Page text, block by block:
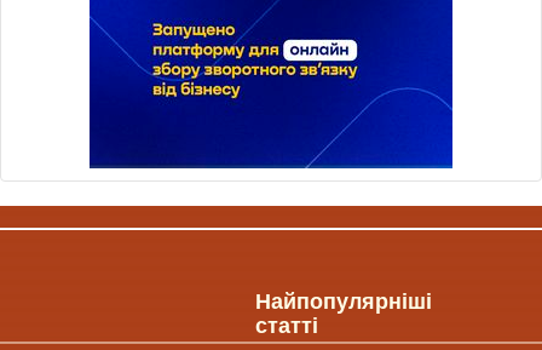
Найпопулярніші
статті